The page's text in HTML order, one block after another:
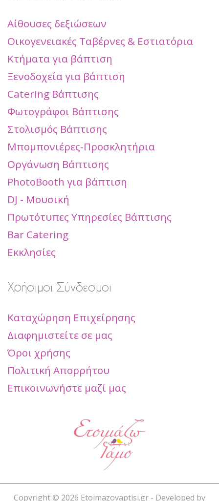
Αίθουσες δεξιώσεων
Οικογενειακές Ταβέρνες & Εστιατόρια
Κτήματα για βάπτιση
Ξενοδοχεία για βάπτιση
Catering Βάπτισης
Φωτογράφοι Βάπτισης
Στολισμός Βάπτισης
Μπομπονιέρες-Προσκλητήρια
Οργάνωση Βάπτισης
PhotoBooth για βάπτιση
DJ - Μουσική
Πρωτότυπες Υπηρεσίες Βάπτισης
Bar Catering
Εκκλησίες
Χρήσιμοι Σύνδεσμοι
Καταχώρηση Επιχείρησης
Διαφημιστείτε σε μας
Όροι χρήσης
Πολιτική Απορρήτου
Επικοινωνήστε μαζί μας
Copyright © 2026 Etoimazovaptisi.gr - Developed by